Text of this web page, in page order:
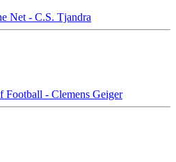
Net - C.S. Tjandra
Football - Clemens Geiger